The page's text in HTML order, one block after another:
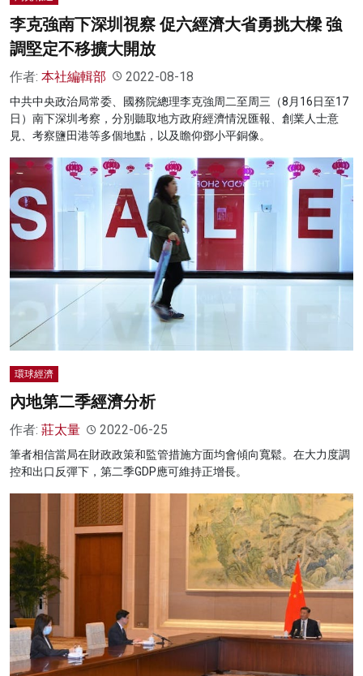
李克強南下深圳視察 促六經濟大省勇挑大樑 強
調堅定不移擴大開放
作者: 本社編輯部 2022-08-18
中共中央政治局常委、國務院總理李克強周二至周三（8月16日至17
日）南下深圳考察，分別聽取地方政府經濟情況匯報、創業人士意
見、考察鹽田港等多個地點，以及瞻仰鄧小平銅像。
環球經濟
內地第二季經濟分析
作者: 莊太量 2022-06-25
筆者相信當局在財政政策和監管措施方面均會傾向寬鬆。在大力度調
控和出口反彈下，第二季GDP應可維持正增長。